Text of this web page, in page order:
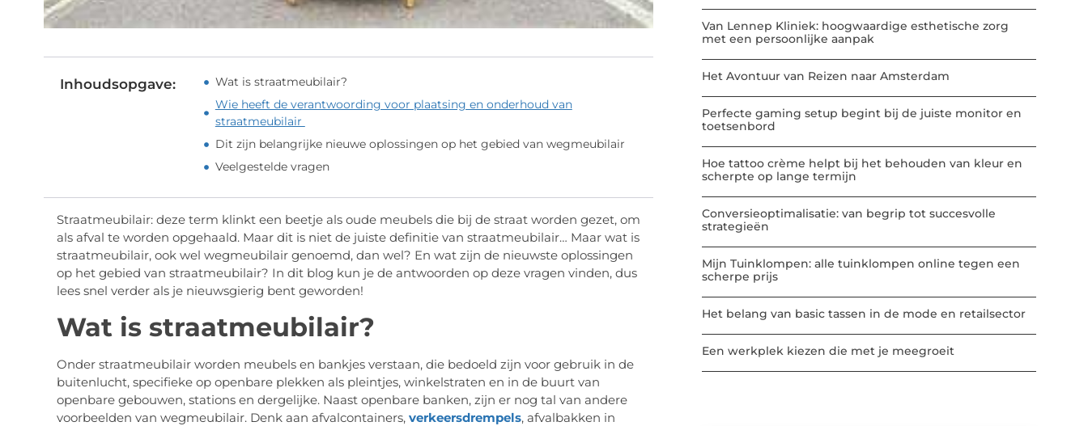
Inhoudsopgave:
Wat is straatmeubilair?
Wie heeft de verantwoording voor plaatsing en onderhoud van
straatmeubilair
Dit zijn belangrijke nieuwe oplossingen op het gebied van wegmeubilair
Veelgestelde vragen
Straatmeubilair: deze term klinkt een beetje als oude meubels die bij de straat worden gezet, om
als afval te worden opgehaald. Maar dit is niet de juiste definitie van straatmeubilair… Maar wat is
straatmeubilair, ook wel wegmeubilair genoemd, dan wel? En wat zijn de nieuwste oplossingen
op het gebied van straatmeubilair? In dit blog kun je de antwoorden op deze vragen vinden, dus
lees snel verder als je nieuwsgierig bent geworden!
Wat is straatmeubilair?
Onder straatmeubilair worden meubels en bankjes verstaan, die bedoeld zijn voor gebruik in de
buitenlucht, specifieke op openbare plekken als pleintjes, winkelstraten en in de buurt van
openbare gebouwen, stations en dergelijke. Naast openbare banken, zijn er nog tal van andere
voorbeelden van wegmeubilair. Denk aan afvalcontainers, verkeersdrempels, afvalbakken in
Van Lennep Kliniek: hoogwaardige esthetische zorg
met een persoonlijke aanpak
Het Avontuur van Reizen naar Amsterdam
Perfecte gaming setup begint bij de juiste monitor en
toetsenbord
Hoe tattoo crème helpt bij het behouden van kleur en
scherpte op lange termijn
Conversieoptimalisatie: van begrip tot succesvolle
strategieën
Mijn Tuinklompen: alle tuinklompen online tegen een
scherpe prijs
Het belang van basic tassen in de mode en retailsector
Een werkplek kiezen die met je meegroeit